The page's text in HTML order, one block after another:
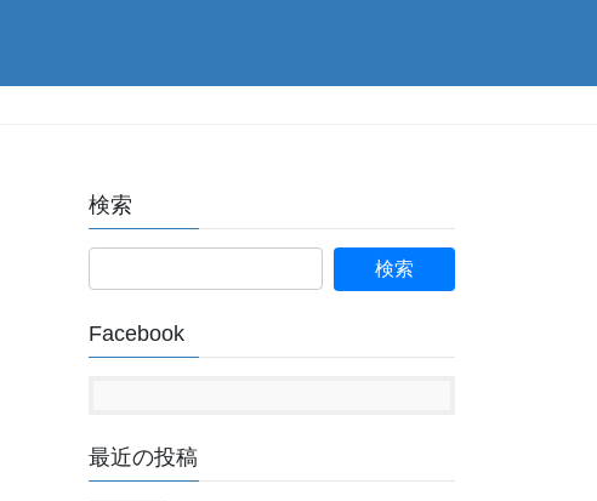
検索
Facebook
最近の投稿